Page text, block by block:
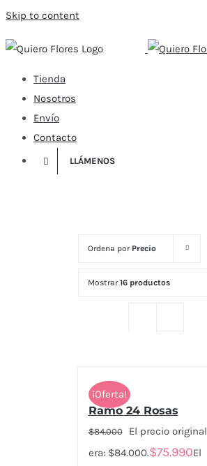
Skip to content
Tienda
Nosotros
Envío
Contacto
LLÁMENOS
Ordena por Precio
Mostrar16 productos
¡Oferta!
Ramo 24 Rosas
$84.000
El precio original
era: $84.000.$75.990El